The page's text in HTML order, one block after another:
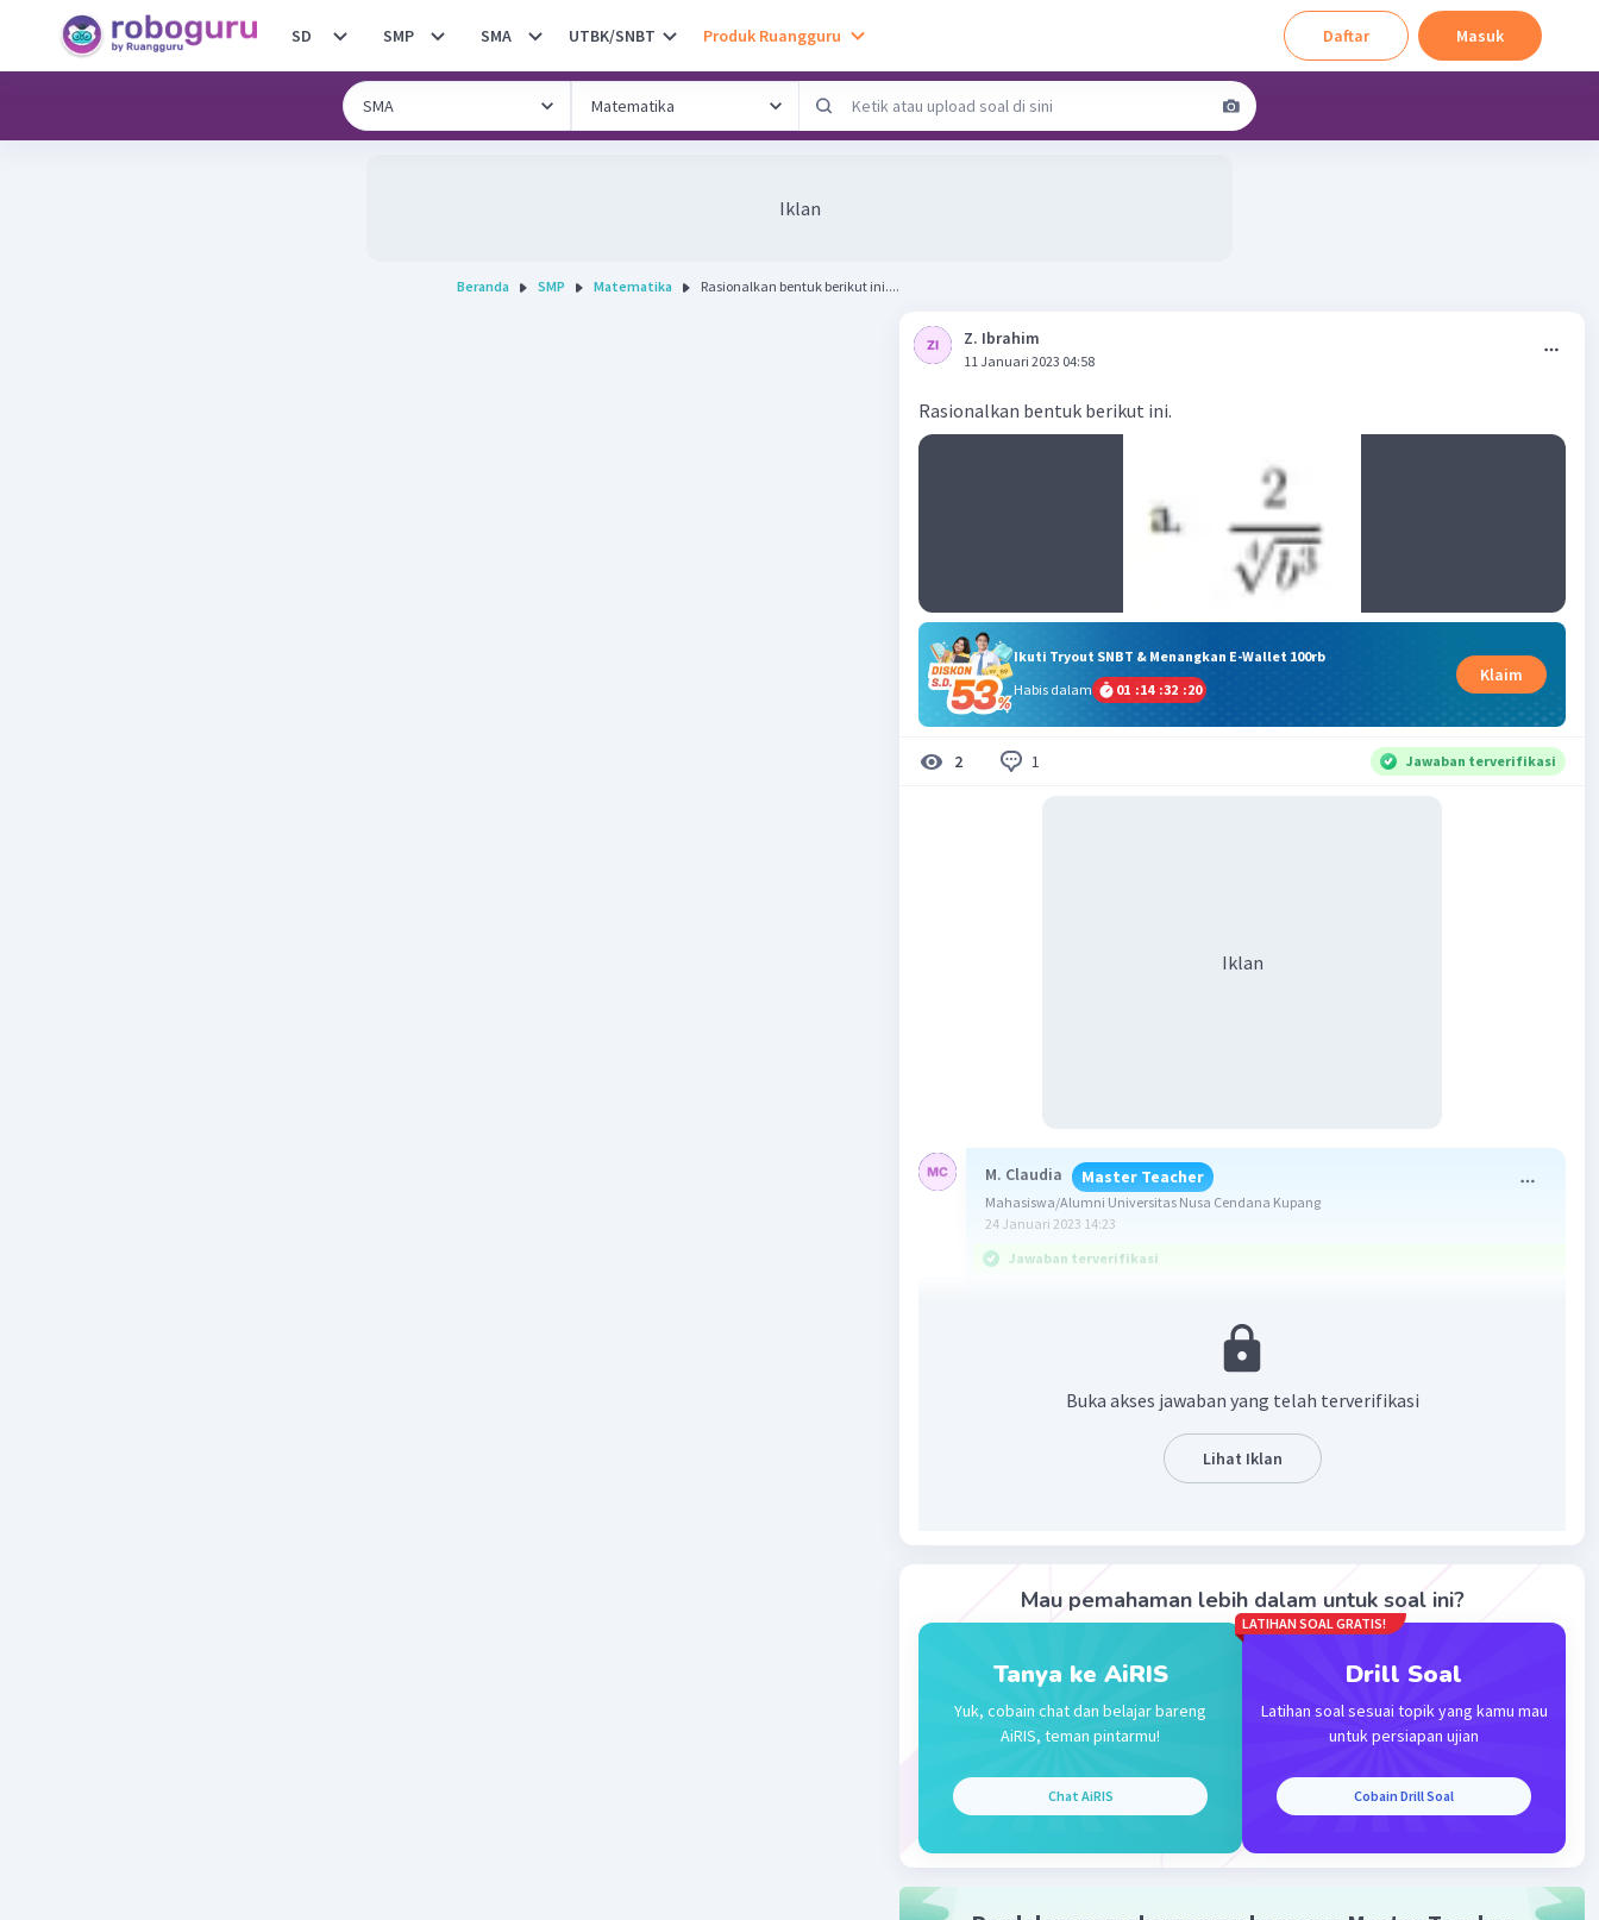
SD SMP SMA UTBK/SNBT Produk Ruangguru Daftar Masuk
Iklan
Beranda SMP Matematika Rasionalkan bentuk berikut ini....
Z. Ibrahim
11 Januari 2023 04:58
Rasionalkan bentuk berikut ini.
Ikuti Tryout SNBT & Menangkan E-Wallet 100rb
Habis dalam
01 :14 :32 :20
Klaim
2 1 Jawaban terverifikasi
Iklan
M. Claudia Master Teacher
Mahasiswa/Alumni Universitas Nusa Cendana Kupang
24 Januari 2023 14:23
Jawaban terverifikasi
Dua bentuk akar dikatakan sekawan jika hasil kali kedua bilangan
irasional (bentuk akar) adalah bilangan rasional.
Berdasarkan soal, diperoleh:
(2/(∜(b³))) × (∜(b)/∜(b)) = (2 × (∜(b))/((∜(b³)) × (∜(b)))
(2/(∜(b³))) × (∜(b)/∜(b)) = (2 × (∜(b))/(b3/4× b1/4)
(2/(∜(b³))) × (∜(b)/∜(b)) = (2∜b)/b
Jadi, bentuk rasional dari persamaan di atas adalah (2∜b)/b.
Semoga membantu ya😊
Buka akses jawaban yang telah terverifikasi
Lihat Iklan
Mau pemahaman lebih dalam untuk soal ini?
Tanya ke AiRIS
Yuk, cobain chat dan belajar bareng
AiRIS, teman pintarmu!
Chat AiRIS
LATIHAN SOAL GRATIS!
Drill Soal
Latihan soal sesuai topik yang kamu mau
untuk persiapan ujian
Cobain Drill Soal